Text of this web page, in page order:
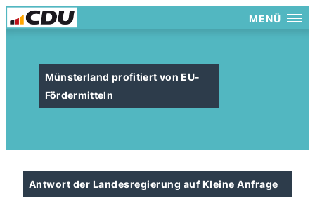
MENÜ
Münsterland profitiert von EU-
Fördermitteln
Antwort der Landesregierung auf Kleine Anfrage